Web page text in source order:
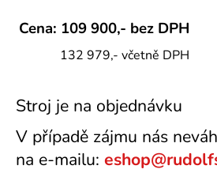
Cena: 109 900,- bez DPH
132 979,- včetně DPH
Stroj je na objednávku
V případě zájmu nás
na e-mailu: